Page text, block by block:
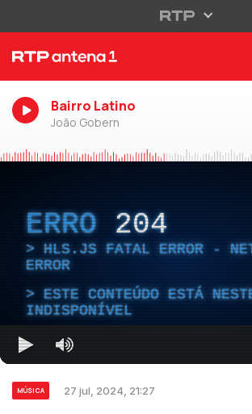
Bairro Latino
João Gobern
ERRO 204
HLS.JS FATAL ERROR -
ERROR
ESTE CONTEÚDO ESTÁ
INDISPONÍVEL
MÚSICA 27 jul, 2024, 21:27